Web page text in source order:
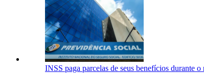
INSS paga parcelas de seus benefícios durante